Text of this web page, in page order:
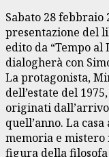
Sabato 28 febbraio
presentazione del
edito da “Tempo al
dialogherà con
La protagonista,
dell’estate del
originati
quell’anno. La
memoria e
figura della